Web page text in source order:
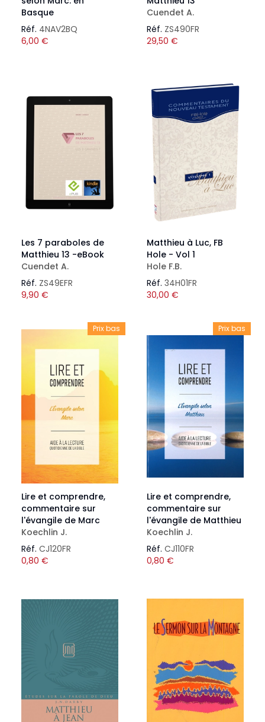
Basque
Réf. 4NAV2BQ
6,00 €
Cuendet A.
Réf. ZS490FR
29,50 €
Les 7 paraboles de
Matthieu 13 -eBook
Cuendet A.
Réf. ZS49EFR
9,90 €
Matthieu à Luc, FB
Hole - Vol 1
Hole F.B.
Réf. 34H01FR
30,00 €
Prix bas
Lire et comprendre,
commentaire sur
l'évangile de Marc
Koechlin J.
Réf. CJ120FR
0,80 €
Prix bas
Lire et comprendre,
commentaire sur
l'évangile de Matthieu
Koechlin J.
Réf. CJ110FR
0,80 €